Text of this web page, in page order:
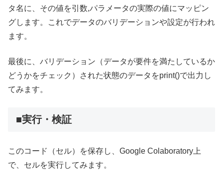
タ名に、その値を引数,パラメータの実際の値にマッピン
グします。これでデータのバリデーションや設定が行われ
ます。
最後に、バリデーション（データが要件を満たしているか
どうかをチェック）された状態のデータをprint()で出力し
てみます。
■実行・検証
このコード（セル）を保存し、Google Colaboratory上
で、セルを実行してみます。